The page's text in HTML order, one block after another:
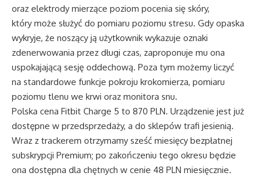
oraz elektrody mierzące poziom pocenia się skóry,
który może służyć do pomiaru poziomu stresu. Gdy opaska
wykryje, że noszący ją użytkownik wykazuje oznaki
zdenerwowania przez długi czas, zaproponuje mu ona
uspokajającą sesję oddechową. Poza tym możemy liczyć
na standardowe funkcje pokroju krokomierza, pomiaru
poziomu tlenu we krwi oraz monitora snu.
Polska cena Fitbit Charge 5 to 870 PLN. Urządzenie jest już
dostępne w przedsprzedaży, a do sklepów trafi jesienią.
Wraz z trackerem otrzymamy sześć miesięcy bezpłatnej
subskrypcji Premium; po zakończeniu tego okresu będzie
ona dostępna dla chętnych w cenie 48 PLN miesięcznie.